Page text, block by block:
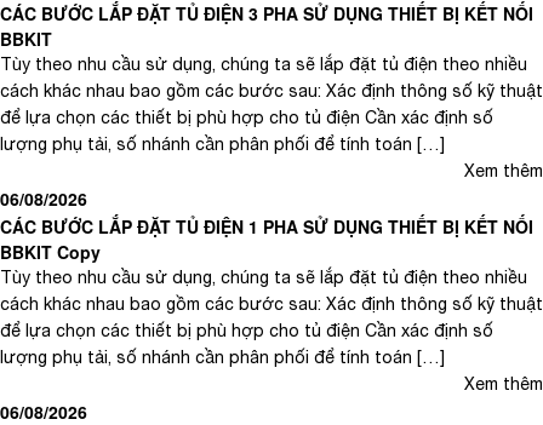
CÁC BƯỚC LẮP ĐẶT TỦ ĐIỆN 3 PHA SỬ DỤNG THIẾT BỊ KẾT NỐI
BBKIT
Tùy theo nhu cầu sử dụng, chúng ta sẽ lắp đặt tủ điện theo nhiều
cách khác nhau bao gồm các bước sau: Xác định thông số kỹ thuật
để lựa chọn các thiết bị phù hợp cho tủ điện Cần xác định số
lượng phụ tải, số nhánh cần phân phối để tính toán […]
Xem thêm
06/08/2026
CÁC BƯỚC LẮP ĐẶT TỦ ĐIỆN 1 PHA SỬ DỤNG THIẾT BỊ KẾT NỐI
BBKIT Copy
Tùy theo nhu cầu sử dụng, chúng ta sẽ lắp đặt tủ điện theo nhiều
cách khác nhau bao gồm các bước sau: Xác định thông số kỹ thuật
để lựa chọn các thiết bị phù hợp cho tủ điện Cần xác định số
lượng phụ tải, số nhánh cần phân phối để tính toán […]
Xem thêm
06/08/2026